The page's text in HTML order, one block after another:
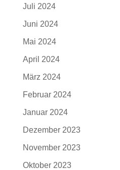
Juli 2024
Juni 2024
Mai 2024
April 2024
März 2024
Februar 2024
Januar 2024
Dezember 2023
November 2023
Oktober 2023